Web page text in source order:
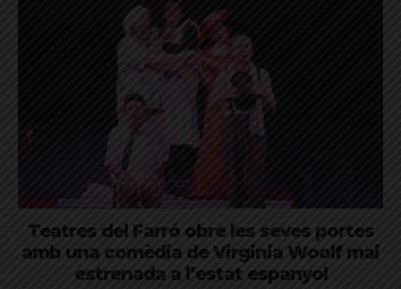
Teatres del Farró obre les seves portes
amb una comèdia de Virginia Woolf mai
estrenada a l’estat espanyol